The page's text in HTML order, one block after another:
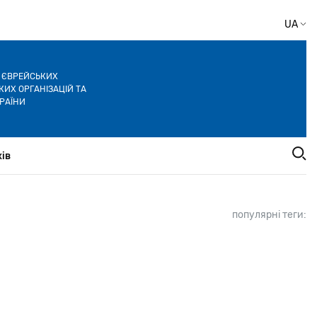
UA
ЄВРЕЙСЬКИХ
ОРГАНІЗАЦІЙ ТА
популярні теги: